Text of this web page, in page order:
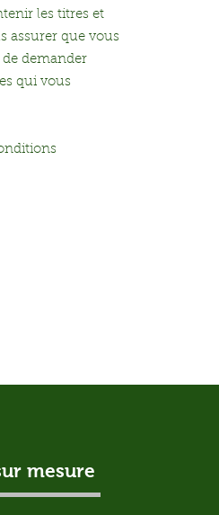
les titres et
assurer que vous
demander
qui vous
mesure